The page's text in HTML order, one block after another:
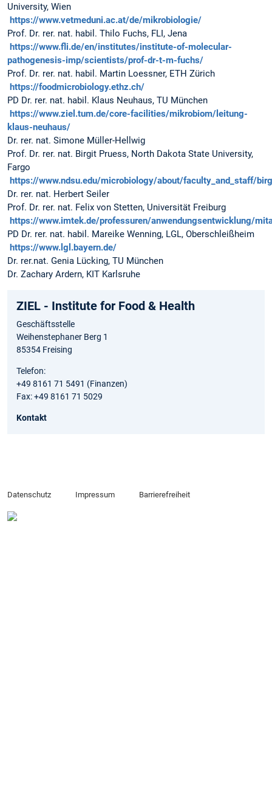
University, Wien
https://www.vetmeduni.ac.at/de/mikrobiologie/
Prof. Dr. rer. nat. habil. Thilo Fuchs, FLI, Jena
https://www.fli.de/en/institutes/institute-of-molecular-
pathogenesis-imp/scientists/prof-dr-t-m-fuchs/
Prof. Dr. rer. nat. habil. Martin Loessner, ETH Zürich
https://foodmicrobiology.ethz.ch/
PD Dr. rer. nat. habil. Klaus Neuhaus, TU München
https://www.ziel.tum.de/core-facilities/mikrobiom/leitung-
klaus-neuhaus/
Dr. rer. nat. Simone Müller-Hellwig
Prof. Dr. rer. nat. Birgit Pruess, North Dakota State University,
Fargo
https://www.ndsu.edu/microbiology/about/faculty_and_staff/
Dr. rer. nat. Herbert Seiler
Prof. Dr. rer. nat. Felix von Stetten, Universität Freiburg
https://www.imtek.de/professuren/anwendungsentwicklung/
PD Dr. rer. nat. habil. Mareike Wenning, LGL, Oberschleißheim
https://www.lgl.bayern.de/
Dr. rer.nat. Genia Lücking, TU München
Dr. Zachary Ardern, KIT Karlsruhe
ZIEL - Institute for Food & Health
Geschäftsstelle
Weihenstephaner Berg 1
85354 Freising
Telefon:
+49 8161 71 5491 (Finanzen)
Fax: +49 8161 71 5029
Kontakt
Datenschutz Impressum Barrierefreiheit